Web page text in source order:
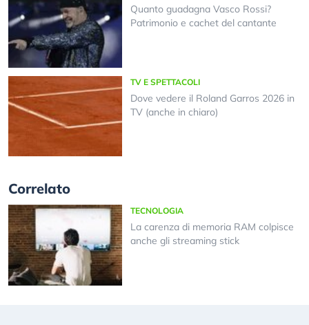
Quanto guadagna Vasco Rossi?
Patrimonio e cachet del cantante
TV E SPETTACOLI
Dove vedere il Roland Garros 2026 in
TV (anche in chiaro)
Correlato
TECNOLOGIA
La carenza di memoria RAM colpisce
anche gli streaming stick